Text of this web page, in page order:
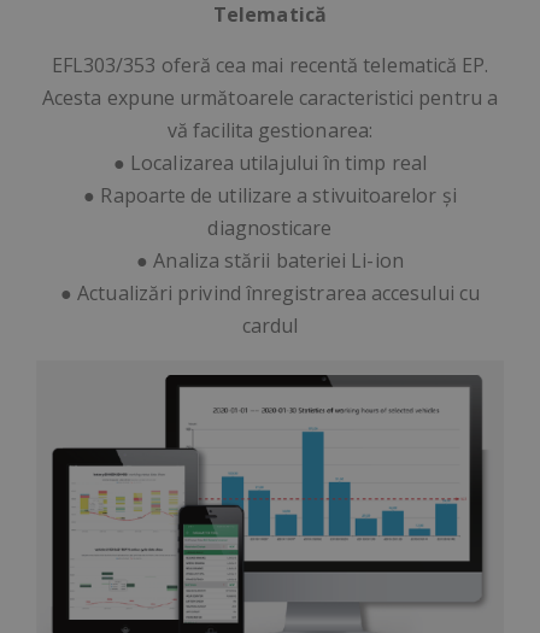
Telematică
EFL303/353 oferă cea mai recentă telematică EP.
Acesta expune următoarele caracteristici pentru a
vă facilita gestionarea:
● Localizarea utilajului în timp real
● Rapoarte de utilizare a stivuitoarelor și
diagnosticare
● Analiza stării bateriei Li-ion
● Actualizări privind înregistrarea accesului cu
cardul